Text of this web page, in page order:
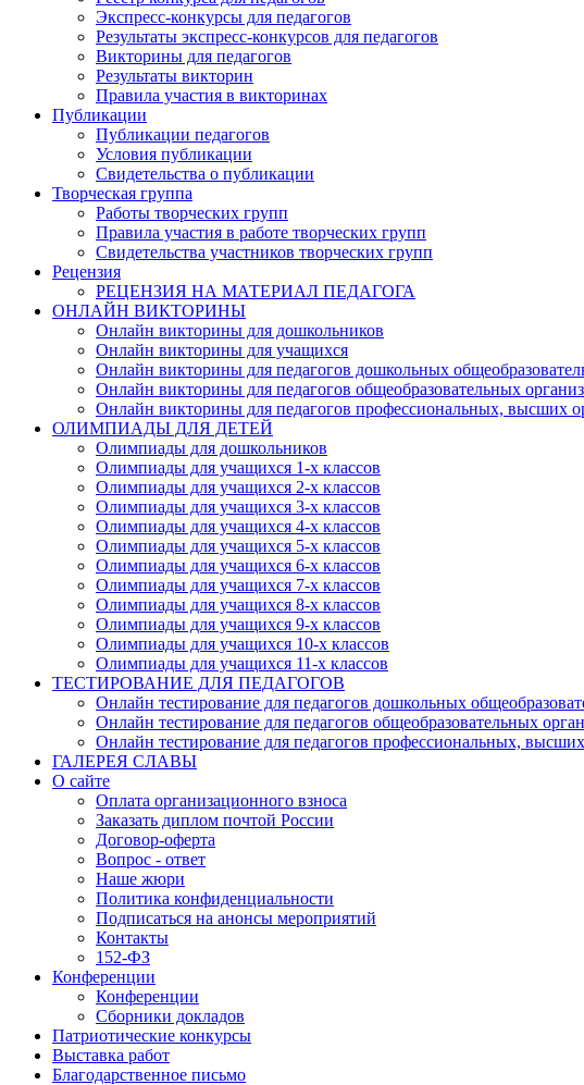
Экспресс-конкурсы для педагогов
Результаты экспресс-конкурсов для педагогов
Викторины для педагогов
Результаты викторин
Правила участия в викторинах
Публикации
Публикации педагогов
Условия публикации
Свидетельства о публикации
Творческая группа
Работы творческих групп
Правила участия в работе творческих групп
Свидетельства участников творческих групп
Рецензия
РЕЦЕНЗИЯ НА МАТЕРИАЛ ПЕДАГОГА
ОНЛАЙН ВИКТОРИНЫ
Онлайн викторины для дошкольников
Онлайн викторины для учащихся
Онлайн викторины для педагогов дошкольных
Онлайн викторины для педагогов общеобразовательных
Онлайн викторины для педагогов профессиональных, высших
ОЛИМПИАДЫ ДЛЯ ДЕТЕЙ
Олимпиады для дошкольников
Олимпиады для учащихся 1-х классов
Олимпиады для учащихся 2-х классов
Олимпиады для учащихся 3-х классов
Олимпиады для учащихся 4-х классов
Олимпиады для учащихся 5-х классов
Олимпиады для учащихся 6-х классов
Олимпиады для учащихся 7-х классов
Олимпиады для учащихся 8-х классов
Олимпиады для учащихся 9-х классов
Олимпиады для учащихся 10-х классов
Олимпиады для учащихся 11-х классов
ТЕСТИРОВАНИЕ ДЛЯ ПЕДАГОГОВ
Онлайн тестирование для педагогов дошкольных
Онлайн тестирование для педагогов общеобразовательных
Онлайн тестирование для педагогов профессиональных,
ГАЛЕРЕЯ СЛАВЫ
О сайте
Оплата организационного взноса
Заказать диплом почтой России
Договор-оферта
Вопрос - ответ
Наше жюри
Политика конфиденциальности
Подписаться на анонсы мероприятий
Контакты
152-ФЗ
Конференции
Конференции
Сборники докладов
Патриотические конкурсы
Выставка работ
Благодарственное письмо